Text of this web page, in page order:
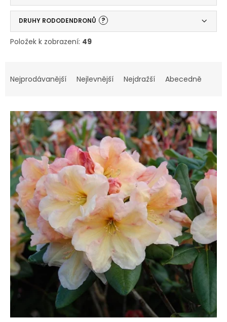
DRUHY RODODENDRONŮ ?
Položek k zobrazení: 49
p
o
d
u
ů
a
n
p
o
d
ů
Nejprodávanější Nejlevnější Nejdražší Abecedně